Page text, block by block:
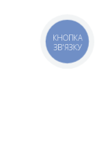
КНОПКА
ЗВ'ЯЗКУ